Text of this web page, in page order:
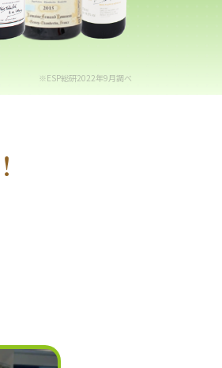
※ESP総研2022年9月調べ